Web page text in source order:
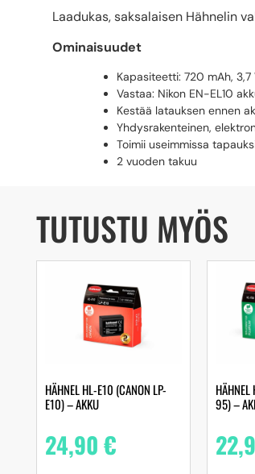
Laadukas, saksalaisen Hähnelin
Ominaisuudet
Kapasiteetti: 720 mAh, 3,7
Vastaa: Nikon EN-EL10
Kestää latauksen ennen
Yhdysrakenteinen,
Toimii useimmissa
2 vuoden takuu
TUTUSTU MYÖS
HÄHNEL HL-E10 (CANON LP-
E10) – AKKU
24,90€
95) –